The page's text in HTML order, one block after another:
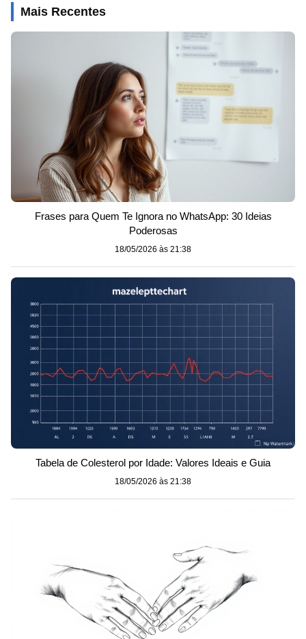
Mais Recentes
Frases para Quem Te Ignora no WhatsApp: 30 Ideias
Poderosas
18/05/2026 às 21:38
Tabela de Colesterol por Idade: Valores Ideais e Guia
18/05/2026 às 21:38